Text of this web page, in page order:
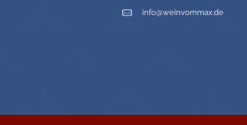
info@weinvommax.de